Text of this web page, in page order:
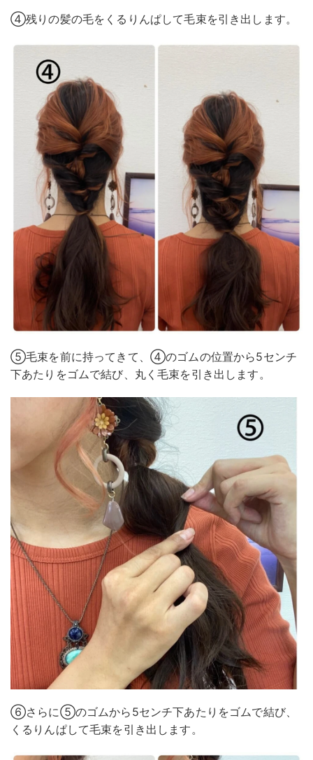
④残りの髪の毛をくるりんぱして毛束を引き出します。
⑤毛束を前に持ってきて、④のゴムの位置から5センチ
下あたりをゴムで結び、丸く毛束を引き出します。
⑥さらに⑤のゴムから5センチ下あたりをゴムで結び、
くるりんぱして毛束を引き出します。